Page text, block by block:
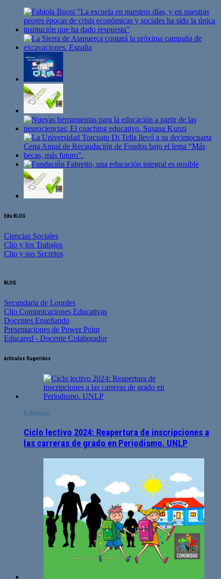
Edu BLOG
Ciencias Sociales
Clio y los Trabajos
Clio y sus Secretos
BLOG
Secundaria de Lourdes
Clio Comunicaciones Educativas
Docentes Enseñando
Presentaciones de Power Point
Educared - Docente Colaborador
Artículos Sugeridos
Editorial
Ciclo lectivo 2024: Reapertura de inscripciones a
las carreras de grado en Periodismo. UNLP